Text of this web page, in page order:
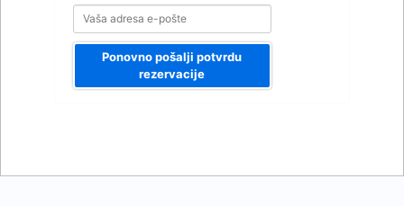
Ponovno pošalji potvrdu
rezervacije